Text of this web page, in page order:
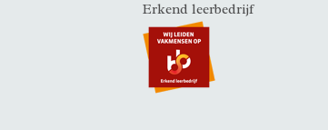
Erkend leerbedrijf